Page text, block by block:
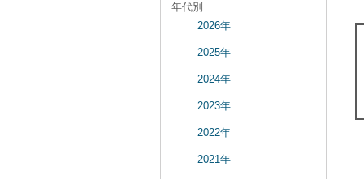
年代別
2026年
2025年
2024年
2023年
2022年
2021年